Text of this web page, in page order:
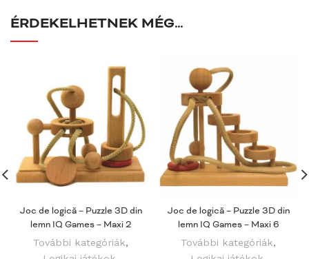
ÉRDEKELHETNEK MÉG…
Joc de logică – Puzzle 3D din
lemn IQ Games – Maxi 2
További kategóriák,
Joc de logică – Puzzle 3D din
lemn IQ Games – Maxi 6
További kategóriák,